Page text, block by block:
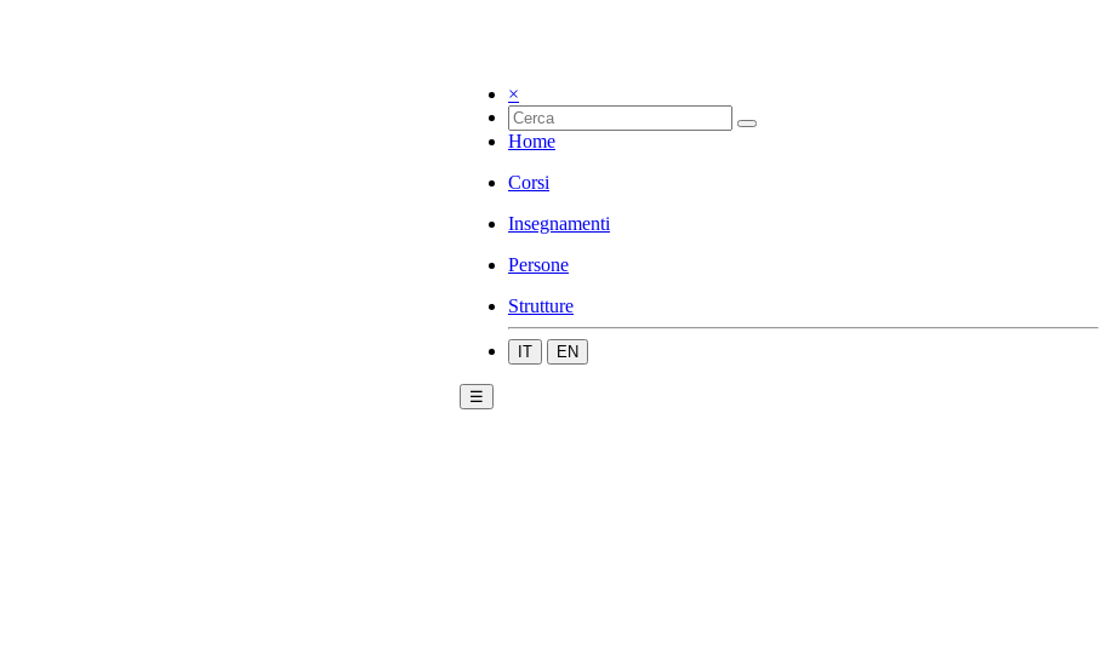
×
Home
Corsi
Insegnamenti
Persone
Strutture
IT EN
☰